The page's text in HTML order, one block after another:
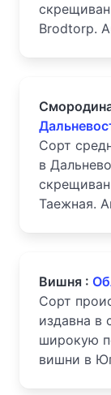
Brodtorp.
Сорт
в
Таежная.
Вишня :
Сорт
издавна в
широкую
вишни в